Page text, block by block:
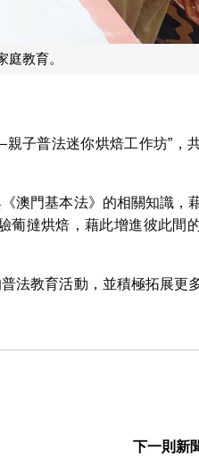
教育。
親子普法迷你烘焙工作坊”，
澳門基本法》的相關知識，
葡撻烘焙，藉此增進彼此間
法教育活動，並積極拓展更
下一則新